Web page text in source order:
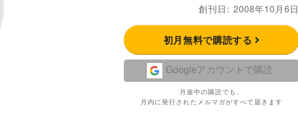
創刊日: 2008年10月6日
初月無料で購読する
Googleアカウントで購読
月途中の購読でも、
月内に発行されたメルマガがすべて届きます